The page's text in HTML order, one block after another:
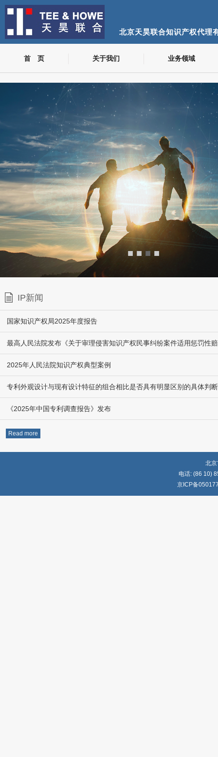
北京天昊联合知识产权代理
首 页 关于我们 业务领域
■ ■ ■ ■
IP新闻
国家知识产权局2025年度报告
2025年人民法院知识产权典型案例
专利外观设计与现有设计特征的组合相比是否具有明显区别的具体判断
《2025年中国专利调查报告》发布
Read more
北
电话: (86 10)
京ICP备